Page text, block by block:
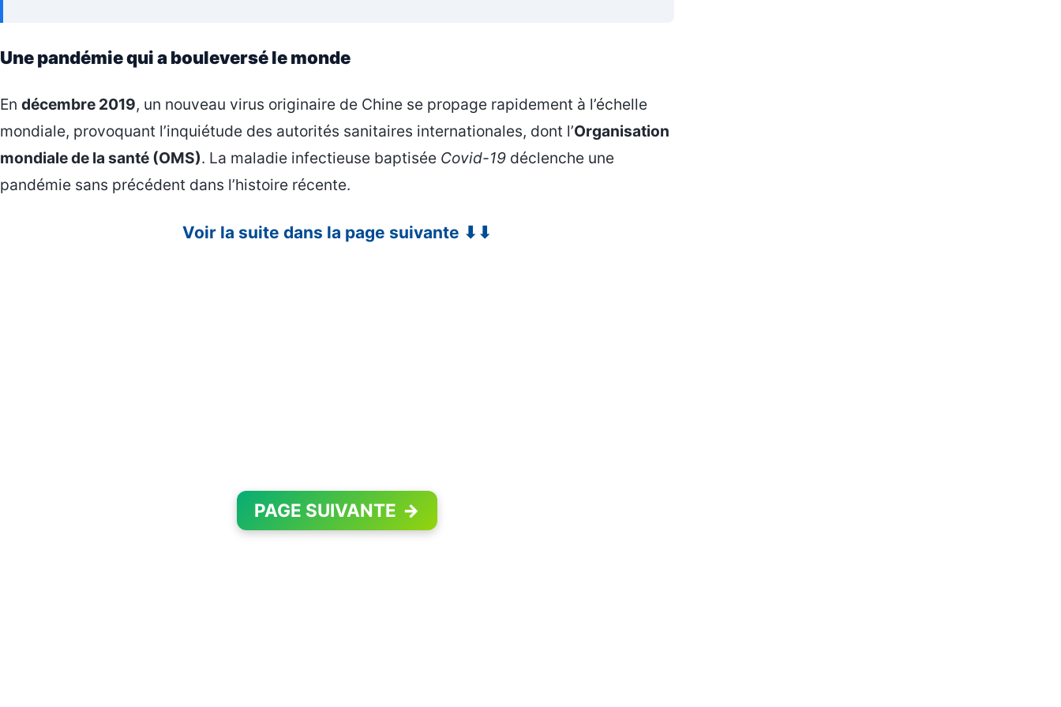
Une pandémie qui a bouleversé le monde
En décembre 2019, un nouveau virus originaire de Chine se propage rapidement à l’échelle
mondiale, provoquant l’inquiétude des autorités sanitaires internationales, dont l’Organisation
mondiale de la santé (OMS). La maladie infectieuse baptisée Covid-19 déclenche une
pandémie sans précédent dans l’histoire récente.
Voir la suite dans la page suivante ⬇⬇
PAGE SUIVANTE →